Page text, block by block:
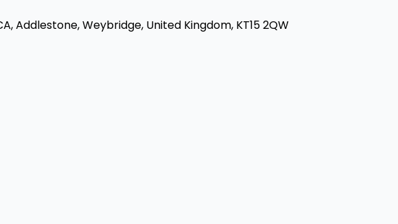
Addlestone, Weybridge, United Kingdom, KT15 2QW